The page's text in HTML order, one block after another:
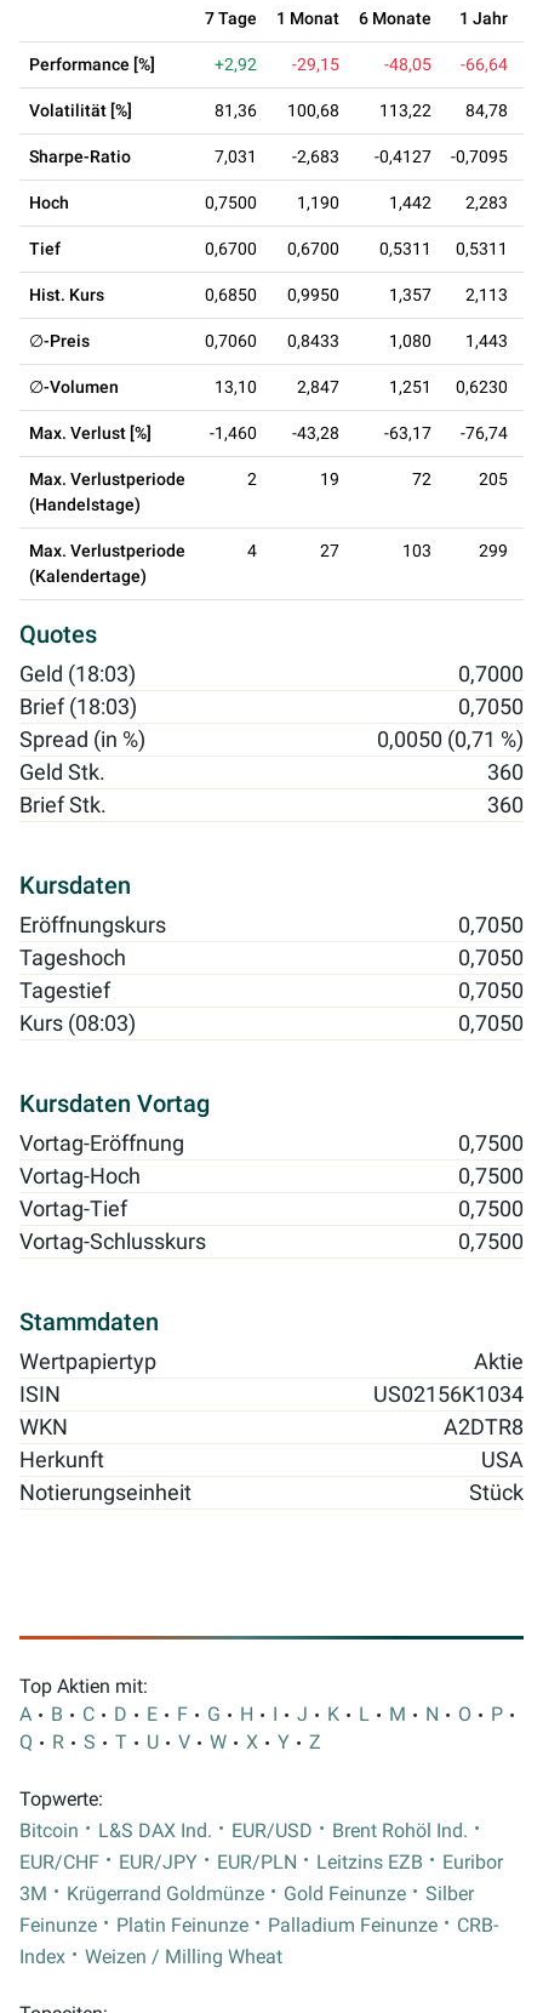
7 Tage 1 Monat 6 Monate 1 Jahr
Performance [%] +2,92 -29,15 -48,05 -66,64
Volatilität [%] 81,36 100,68 113,22 84,78
Sharpe-Ratio 7,031 -2,683 -0,4127 -0,7095
Hoch 0,7500 1,190 1,442 2,283
Tief 0,6700 0,6700 0,5311 0,5311
Hist. Kurs 0,6850 0,9950 1,357 2,113
∅-Preis 0,7060 0,8433 1,080 1,443
∅-Volumen 13,10 2,847 1,251 0,6230
Max. Verlust [%] -1,460 -43,28 -63,17 -76,74
Max. Verlustperiode
(Handelstage)
2 19 72 205
Max. Verlustperiode
(Kalendertage)
4 27 103 299
Quotes
Geld (18:03)
0,7000
Brief (18:03)
0,7050
Spread (in %)
0,0050 (0,71 %)
Geld Stk.
360
Brief Stk.
360
Kursdaten
Eröffnungskurs
0,7050
Tageshoch
0,7050
Tagestief
0,7050
Kurs (08:03)
0,7050
Kursdaten Vortag
Vortag-Eröffnung
0,7500
Vortag-Hoch
0,7500
Vortag-Tief
0,7500
Vortag-Schlusskurs
0,7500
Stammdaten
Wertpapiertyp
Aktie
ISIN
US02156K1034
WKN
A2DTR8
Herkunft
USA
Notierungseinheit
Stück
Top Aktien mit:
A
B C D E F G H I J K L M N O
P
Q
R S T U V W X Y Z
Topwerte:
Bitcoin
L&S DAX Ind. EUR/USD
Brent Rohöl Ind.
EUR/CHF
EUR/JPY EUR/PLN Leitzins EZB
Euribor
3M
Krügerrand Goldmünze Gold Feinunze
Silber
Feinunze
Platin Feinunze Palladium Feinunze
CRB-
Index
Weizen / Milling Wheat